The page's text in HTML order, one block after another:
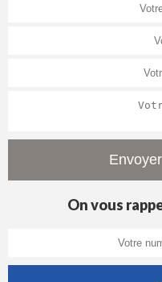
On vous